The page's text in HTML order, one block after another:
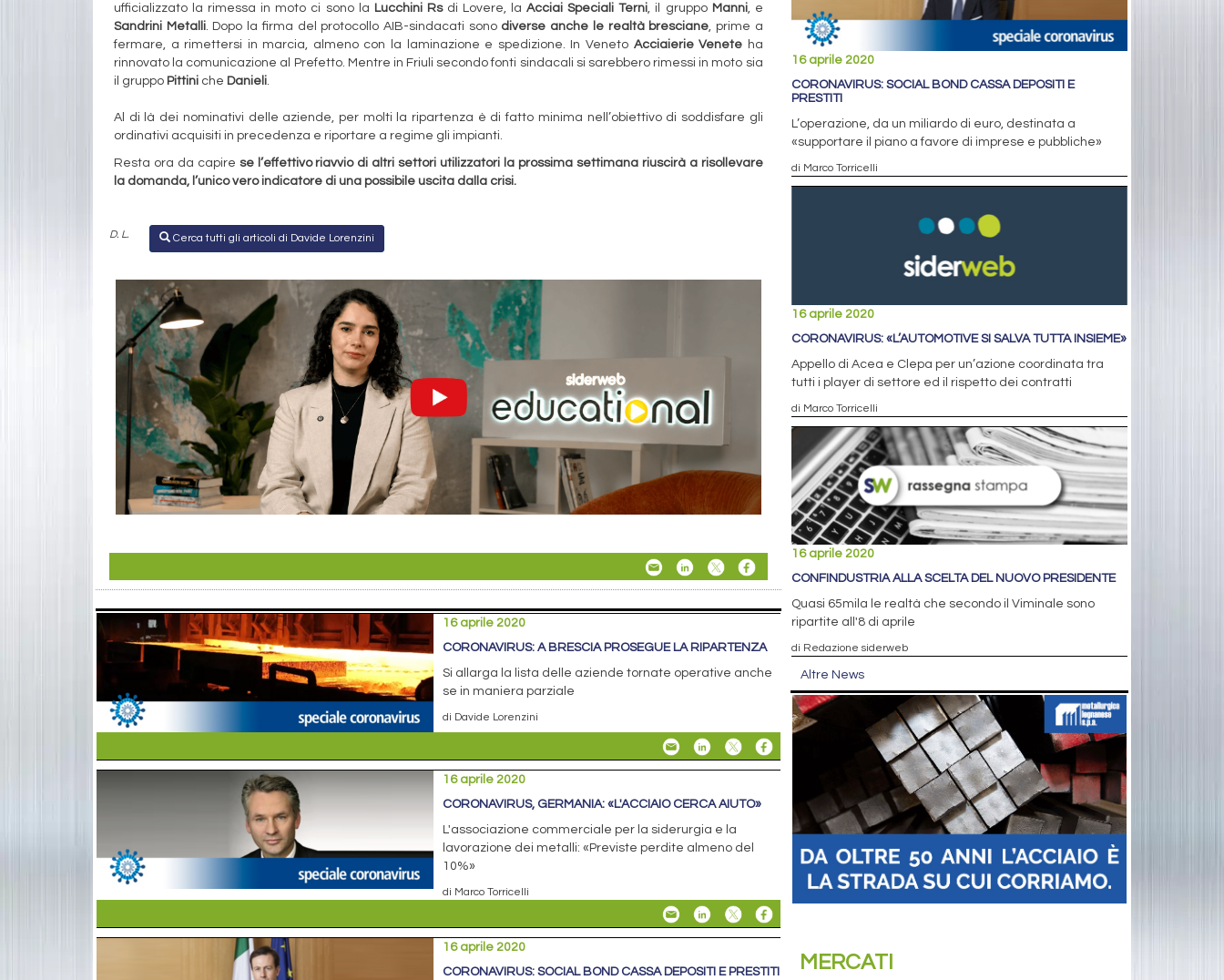
ufficializzato la rimessa in moto ci sono la Lucchini Rsdi Lovere, laAcciai Speciali Terni, il gruppo Manni, e
Sandrini Metalli. Dopo la firma del protocollo AIB-sindacati sono diverse anche le realtà bresciane, prime a
fermare, a rimettersi in marcia, almeno con la laminazione e spedizione. In Veneto Acciaierie Venete ha
rinnovato la comunicazione al Prefetto. Mentre in Friuli secondo fonti sindacali si sarebbero rimessi in moto sia
il gruppo Pittini che Danieli.
Al di là dei nominativi delle aziende, per molti la ripartenza è di fatto minima nell’obiettivo di soddisfare gli
ordinativi acquisiti in precedenza e riportare a regime gli impianti.
Resta ora da capire se l’effettivo riavvio di altri settori utilizzatori la prossima settimana riuscirà a risollevare
la domanda, l’unico vero indicatore di una possibile uscita dalla crisi.
D. L. Cerca tutti gli articoli di Davide Lorenzini
16 aprile 2020
CORONAVIRUS: A BRESCIA PROSEGUE LA RIPARTENZA
Si allarga la lista delle aziende tornate operative anche
se in maniera parziale
di Davide Lorenzini
16 aprile 2020
CORONAVIRUS, GERMANIA: «L'ACCIAIO CERCA AIUTO»
L'associazione commerciale per la siderurgia e la
lavorazione dei metalli: «Previste perdite almeno del
10%»
di Marco Torricelli
16 aprile 2020
CORONAVIRUS: SOCIAL BOND CASSA DEPOSITI E PRESTITI
16 aprile 2020
CORONAVIRUS: SOCIAL BOND CASSA DEPOSITI E
PRESTITI
L’operazione, da un miliardo di euro, destinata a
«supportare il piano a favore di imprese e pubbliche»
di Marco Torricelli
16 aprile 2020
CORONAVIRUS: «L’AUTOMOTIVE SI SALVA TUTTA INSIEME»
Appello di Acea e Clepa per un’azione coordinata tra
tutti i player di settore ed il rispetto dei contratti
di Marco Torricelli
16 aprile 2020
CONFINDUSTRIA ALLA SCELTA DEL NUOVO PRESIDENTE
Quasi 65mila le realtà che secondo il Viminale sono
ripartite all'8 di aprile
di Redazione siderweb
Altre News
MERCATI